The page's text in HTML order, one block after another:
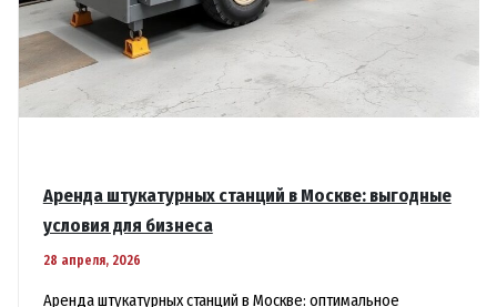
Аренда штукатурных станций в Москве: выгодные
условия для бизнеса
28 апреля, 2026
Аренда штукатурных станций в Москве: оптимальное